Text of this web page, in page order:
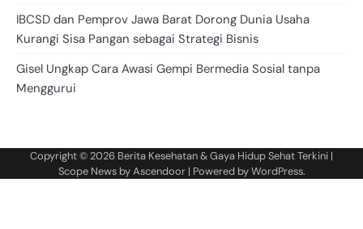
IBCSD dan Pemprov Jawa Barat Dorong Dunia Usaha
Kurangi Sisa Pangan sebagai Strategi Bisnis
Gisel Ungkap Cara Awasi Gempi Bermedia Sosial tanpa
Menggurui
Copyright © 2026 Berita Kesehatan & Gaya Hidup Sehat Terkini |
Scope News byAscendoor| Powered byWordPress.